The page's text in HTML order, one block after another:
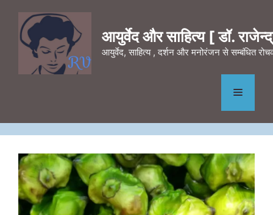
content
आयुर्वेद और साहित्य [ डॉ.
आयुर्वेद, साहित्य , दर्शन और मनोरंजन से सम्बंधित
Menu